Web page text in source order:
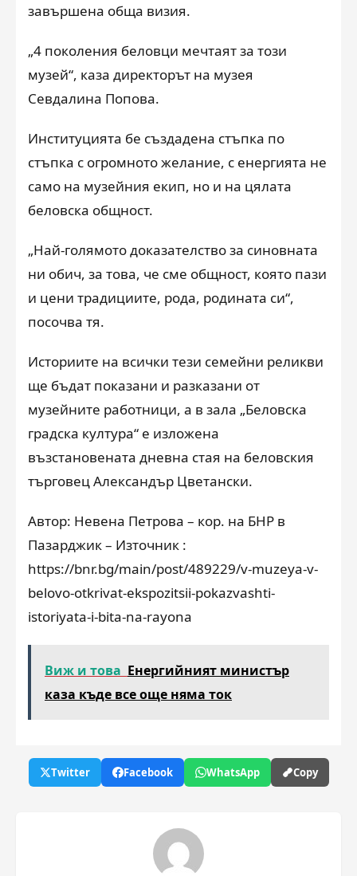
завършена обща визия.
„4 поколения беловци мечтаят за този
музей“, каза директорът на музея
Севдалина Попова.
Институцията бе създадена стъпка по
стъпка с огромното желание, с енергията не
само на музейния екип, но и на цялата
беловска общност.
„Най-голямото доказателство за синовната
ни обич, за това, че сме общност, която пази
и цени традициите, рода, родината си“,
посочва тя.
Историите на всички тези семейни реликви
ще бъдат показани и разказани от
музейните работници, а в зала „Беловска
градска култура“ е изложена
възстановената дневна стая на беловския
търговец Александър Цветански.
Автор: Невена Петрова – кор. на БНР в
Пазарджик – Източник :
https://bnr.bg/main/post/489229/v-muzeya-v-
belovo-otkrivat-ekspozitsii-pokazvashti-
istoriyata-i-bita-na-rayona
Виж и това Енергийният министър
каза къде все още няма ток
Twitter Facebook WhatsApp Copy